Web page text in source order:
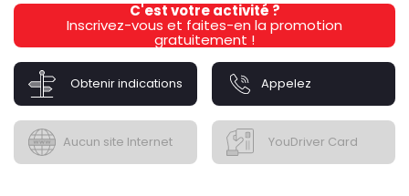
C'est votre activité ?
Inscrivez-vous et faites-en la promotion
gratuitement !
Obtenir indications Appelez
Aucun site Internet YouDriver Card